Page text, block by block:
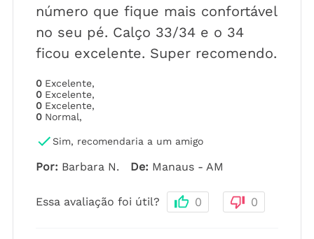
número que fique mais confortável
no seu pé. Calço 33/34 e o 34
ficou excelente. Super recomendo.
0 Excelente,
0 Excelente,
0 Excelente,
0 Normal,
Sim, recomendaria a um amigo
Por: Barbara N. De: Manaus - AM
Essa avaliação foi útil? 0 0